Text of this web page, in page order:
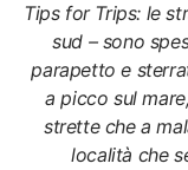
Tips for Trips: le
sud – sono
parapetto e
a picco sul
strette che a
località che